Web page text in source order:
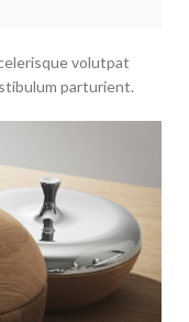
volutpat
parturient.